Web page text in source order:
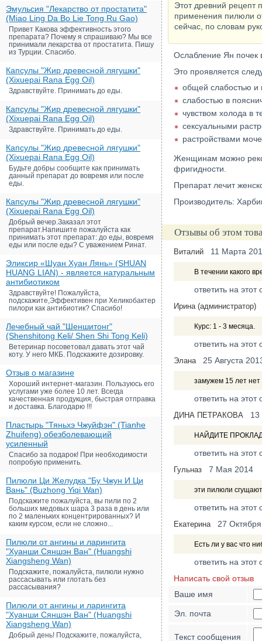
Эмульсия "Лекарство от простатита"
(Miao Ling Da Bo Lie Tong Ru Gao)
Привет Какова эффективность этого
препарата? Почему я спрашиваю? Мы все
принимали лекарства от простатита. Пишу
из Турции. Спасибо.
Капсулы "Жир древесной лягушки"
(Xixuepai Rana Egg Oil)
Здравствуйте. Принимать до еды.
Капсулы "Жир древесной лягушки"
(Xixuepai Rana Egg Oil)
Здравствуйте. Принимать до еды.
Капсулы "Жир древесной лягушки"
(Xixuepai Rana Egg Oil)
Будьте добры сообщите как принимать
данный препарат до вовремя или после
еды.
Капсулы "Жир древесной лягушки"
(Xixuepai Rana Egg Oil)
Добрый вечер.Заказал этот
препарат.Напишите пожалуйста как
принимать этот препарат: до еды, вовремя
еды или после еды? С уважением Ринат.
Эликсир «Шуан Хуан Лянь» (SHUAN
HUANG LIAN) - является натуральным
антибиотиком
Здравствуйте! Пожалуйста,
подскажите,Эффективен при Хеликобактер
пилори как антибиотик? Спасибо!
Лечебный чай "Шеншитонг"
(Shenshitong Keli/ Shen Shi Tong Keli)
Ветеринар посоветовал давать этот чай
коту. У него МКБ. Подскажите дозировку.
Отзыв о магазине
Хороший интернет-магазин. Пользуюсь его
услугами уже более 10 лет. Всегда
качественная продукция, быстрая отправка
и доставка. Благодарю !!!
Пластырь "Тяньхэ Чжуйфэн" (Tianhe
Zhuifeng) обезболевающий
усиленный
Спасибо за подарок! При необходимости
попробую применить.
Пилюли Ци Желудка "Бу Чжун И Ци
Вань" (Buzhong Yiqi Wan)
Подскажите пожалуйста, вы пили по 2
больших медовых шара 3 раза в день или
по 2 маленьких концентрированных? И
каким курсом, если не сложно...
Пилюли от ангины и ларингита
"Хуанши Сяншэн Ван" (Huangshi
Xiangsheng Wan)
Подскажите, пожалуйста, пилюли нужно
рассасывать или глотать без
рассасывания?
Пилюли от ангины и ларингита
"Хуанши Сяншэн Ван" (Huangshi
Xiangsheng Wan)
Добрый день! Подскажите, пожалуйста,
Этот древний рецепт
применения пилюли
сейчас, по словам
Ослабление Ян почек
Это проявляется
общей слабостью и
слабостью в
чувством холода в
сексуальными
растройствами
Женщинам можно
фригидности.
Препарат лечит
Производитель:
Отзывы об этом
Виталий 11 Марта
В течении какого
ответить на этот
Ирина (администратор)
Курс: 1 - 3 месяца.
ответить на этот
Элана 25 Августа
замужем 15 лет нет
ответить на этот
ДИНА ПЕТРАКОВА
НАЙДИТЕ
ответить на этот
Гульназ 7 Мая 2014
эти пилюли
ответить на этот
Екатерина 27
Есть ли у вас что
ответить на этот
Написать свой отзыв
Ваше имя
Эл. почта
Текст сообщения